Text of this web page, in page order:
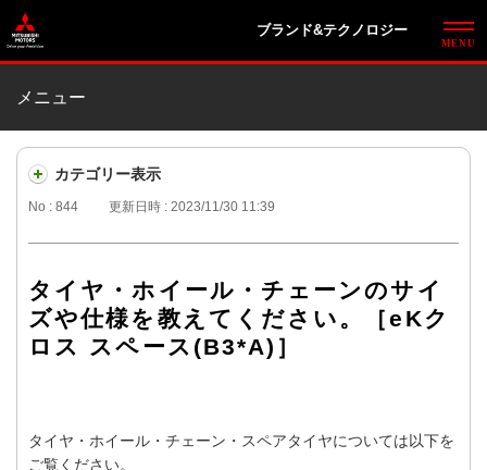
ブランド&テクノロジー
メニュー
カテゴリー表示
No : 844 更新日時 : 2023/11/30 11:39
タイヤ・ホイール・チェーンのサイ
ズや仕様を教えてください。［eKク
ロス スペース(B3*A)］
タイヤ・ホイール・チェーン・スペアタイヤについては以下を
ご覧ください。